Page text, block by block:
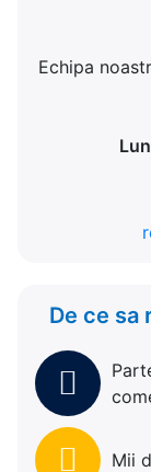
Echipa
De ce sa
Mii